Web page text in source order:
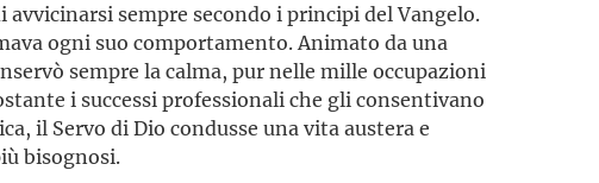
avvicinarsi sempre secondo i principi del Vangelo.
ogni suo comportamento. Animato da una
sempre la calma, pur nelle mille occupazioni
i successi professionali che gli consentivano
il Servo di Dio condusse una vita austera e
bisognosi.